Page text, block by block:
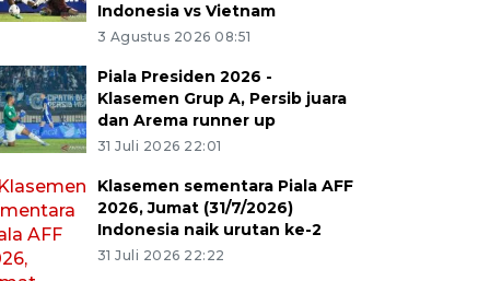
Indonesia vs Vietnam
3 Agustus 2026 08:51
Piala Presiden 2026 -
Klasemen Grup A, Persib juara
dan Arema runner up
31 Juli 2026 22:01
Klasemen sementara Piala AFF
2026, Jumat (31/7/2026)
Indonesia naik urutan ke-2
31 Juli 2026 22:22